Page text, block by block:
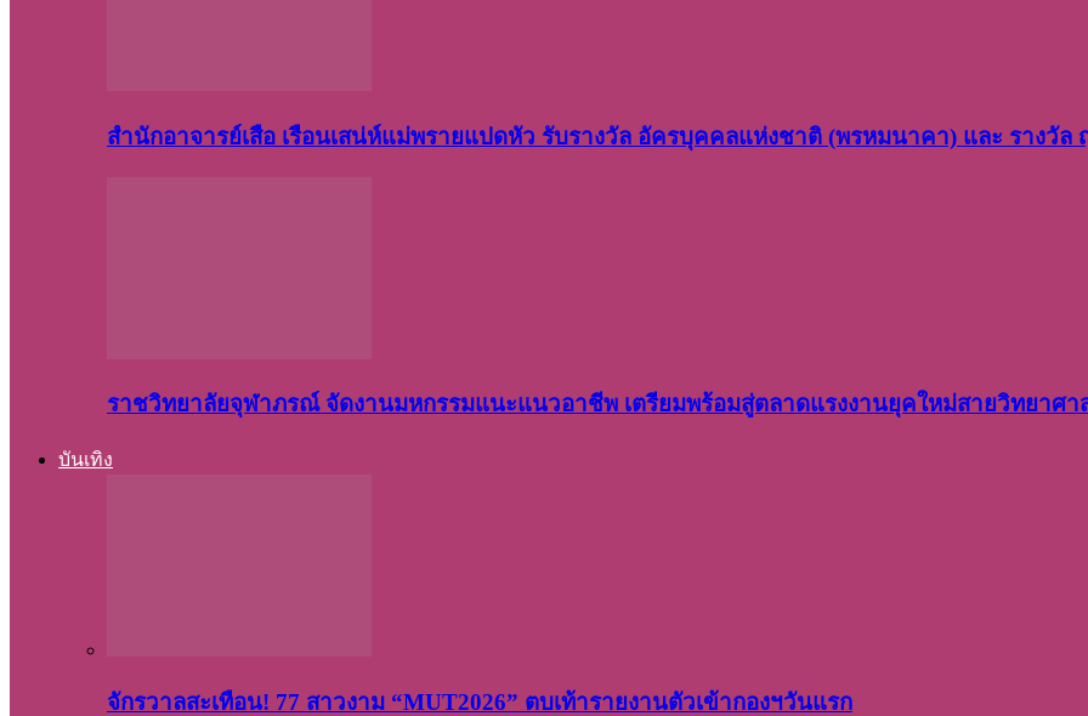
สำนักอาจารย์เสือ เรือนเสน่ห์แม่พรายแปดหัว รับรางวัล อัครบุคคลแห่งชาติ (พรหมนาคา) และ รางวัล
ราชวิทยาลัยจุฬาภรณ์ จัดงานมหกรรมแนะแนวอาชีพ เตรียมพร้อมสู่ตลาดแรงงานยุคใหม่สายวิทยาศ
บันเทิง
จักรวาลสะเทือน! 77 สาวงาม “MUT2026” ตบเท้ารายงานตัวเข้ากองฯวันแรก